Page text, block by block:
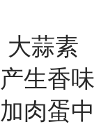
大蒜素
生香味
肉蛋中